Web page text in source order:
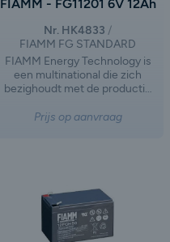
FIAMM - FG11201 6V 12Ah
Nr. HK4833
FIAMM FG STANDARD
FIAMM Energy Technology is
een multinational die zich
bezighoudt met de productie
accu's voor motorvoertuigen
industriële loodzuurbatterijen
een eigen weg zijn ingeslagen.
Prijs op aanvraag